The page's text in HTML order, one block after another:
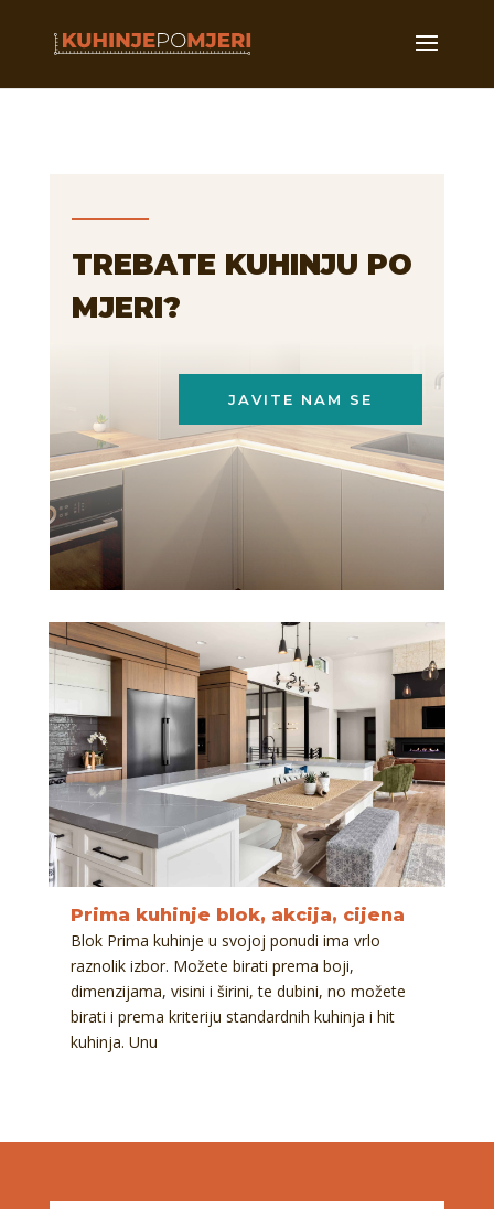
TREBATE KUHINJU PO
MJERI?
JAVITE NAM SE
Prima kuhinje blok, akcija, cijena
Blok Prima kuhinje u svojoj ponudi ima vrlo
raznolik izbor. Možete birati prema boji,
dimenzijama, visini i širini, te dubini, no možete
birati i prema kriteriju standardnih kuhinja i hit
kuhinja. Unu